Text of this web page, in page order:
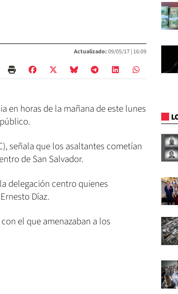
Actualizado:09/05/17 | 16:09
en horas de la mañana de este lunes
señala que los asaltantes cometían
de San Salvador.
delegación centro quienes
Díaz.
el que amenazaban a los